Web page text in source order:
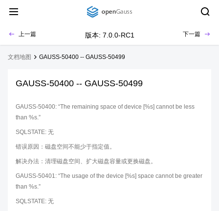
上一篇 版本: 7.0.0-RC1 下一篇
文档地图 GAUSS-50400 -- GAUSS-50499
GAUSS-50400 -- GAUSS-50499
GAUSS-50400: “The remaining space of device [%s] cannot be less
than %s.”
SQLSTATE: 无
错误原因：磁盘空间不能少于指定值。
解决办法：清理磁盘空间、扩大磁盘容量或更换磁盘。
GAUSS-50401: “The usage of the device [%s] space cannot be greater
than %s.”
SQLSTATE: 无